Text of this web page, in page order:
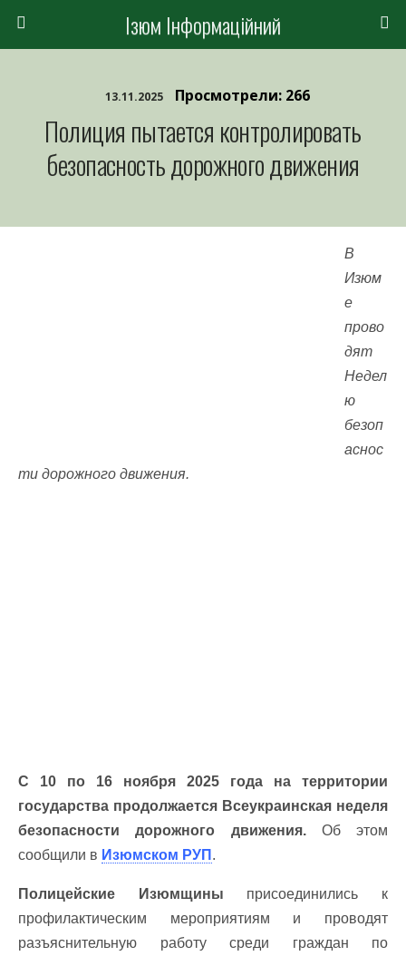
Ізюм Інформаційний
13.11.2025 Просмотрели: 266
Полиция пытается контролировать
безопасность дорожного движения
В
Изюм
е
прово
дят
Недел
ю
безоп
аснос
ти дорожного движения.
С 10 по 16 ноября 2025 года на территории
государства продолжается Всеукраинская неделя
безопасности дорожного движения.Об этом
сообщили в Изюмском РУП .
Полицейские Изюмщины присоединились к
профилактическим мероприятиям и проводят
разъяснительную работу среди граждан по